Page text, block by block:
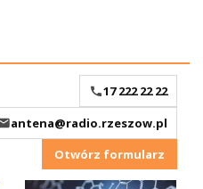
17 222 22 22
antena@radio.rzeszow.pl
Otwórz formularz